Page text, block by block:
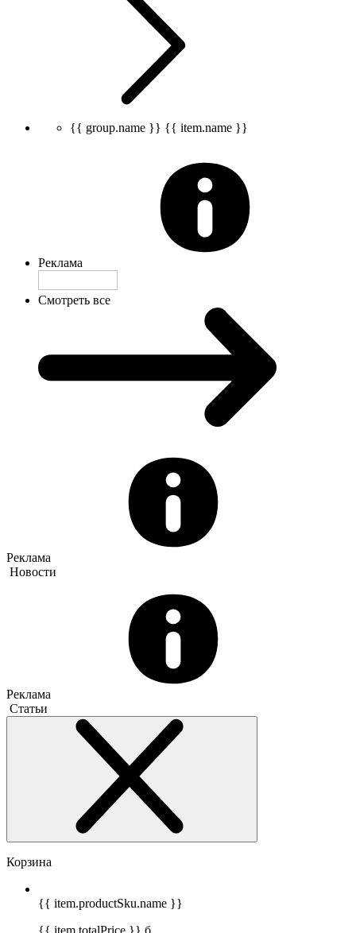
{{ group.name }} {{ item.name }}
Реклама
Смотреть все
Реклама
Новости
Реклама
Статьи
Корзина
{{ item.productSku.name }}
{{ item.totalPrice }} б